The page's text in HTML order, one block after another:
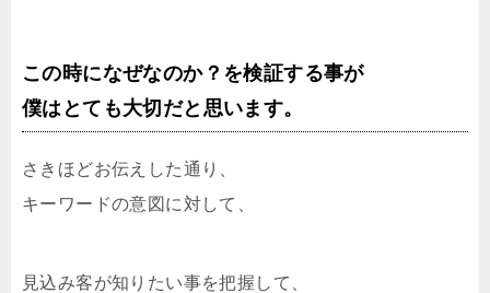
この時になぜなのか？を検証する事が
僕はとても大切だと思います。
さきほどお伝えした通り、
キーワードの意図に対して、
見込み客が知りたい事を把握して、